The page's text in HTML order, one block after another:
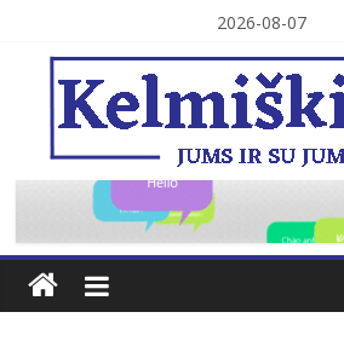
content
2026-08-07
Kelmiškiams